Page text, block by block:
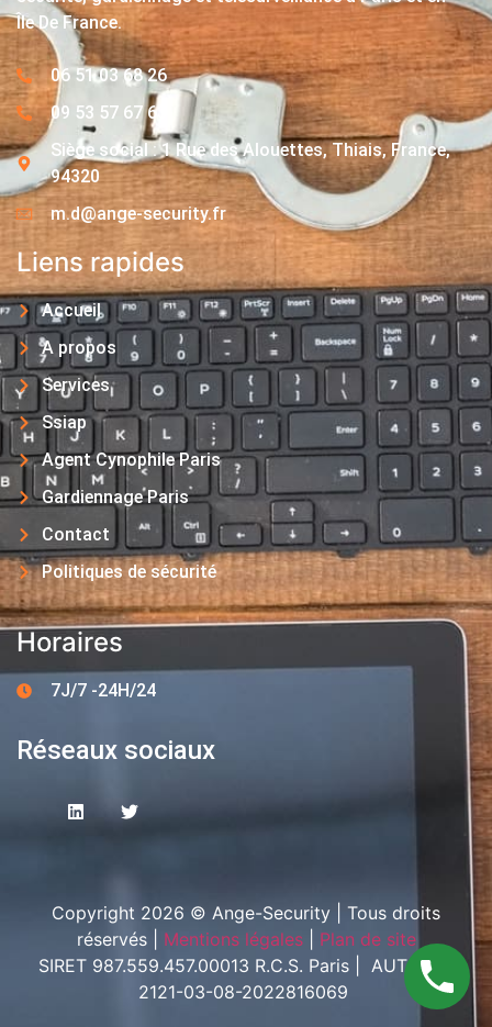
Île De France.
06 51 03 68 26
09 53 57 67 63
Siège social : 1 Rue des Alouettes, Thiais, France,
94320
m.d@ange-security.fr
Liens rapides
Accueil
A propos
Services
Ssiap
Agent Cynophile Paris
Gardiennage Paris
Contact
Politiques de sécurité
Horaires
7J/7 -24H/24
Réseaux sociaux
Copyright 2026 © Ange-Security | Tous droits
réservés | Mentions légales| Plan de site
SIRET 987.559.457.00013 R.C.S. Paris | AUT-094-
2121-03-08-2022816069